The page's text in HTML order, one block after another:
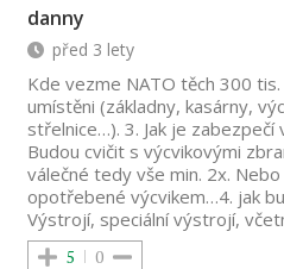
danny
před 3 lety
Kde vezme NATO těch 300
umístěni (základny, kasárny,
střelnice…). 3. Jak je
Budou cvičit s výcvikovými
válečné tedy vše min. 2x.
opotřebené výcvikem…4. jak
Výstrojí, speciální výstrojí,
5 0